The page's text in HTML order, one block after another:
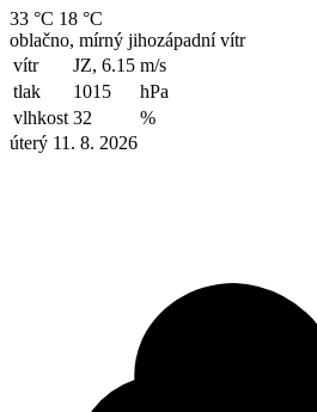
33 °C 18 °C
oblačno, mírný jihozápadní vítr
vítr
JZ, 6.15 m/s
tlak
1015
hPa
vlhkost 32
%
úterý 11. 8. 2026